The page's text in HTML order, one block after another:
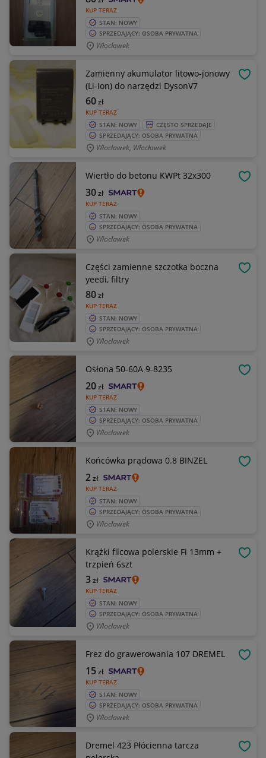
KUP TERAZ
STAN: NOWY
SPRZEDAJĄCY: OSOBA PRYWATNA
Włocławek
Zamienny akumulator litowo-jonowy
(Li-Ion) do narzędzi DysonV7
KUP TERAZ
60zł
STAN: NOWY
CZĘSTO SPRZEDAJE
SPRZEDAJĄCY: OSOBA PRYWATNA
Włocławek, Włocławek
Wiertło do betonu KWPt 32x300
KUP TERAZ
30zł
STAN: NOWY
SPRZEDAJĄCY: OSOBA PRYWATNA
Włocławek
Części zamienne szczotka boczna
yeedi, filtry
KUP TERAZ
80zł
STAN: NOWY
SPRZEDAJĄCY: OSOBA PRYWATNA
Włocławek
Osłona 50-60A 9-8235
KUP TERAZ
20zł
STAN: NOWY
SPRZEDAJĄCY: OSOBA PRYWATNA
Włocławek
Końcówka prądowa 0.8 BINZEL
KUP TERAZ
2zł
STAN: NOWY
SPRZEDAJĄCY: OSOBA PRYWATNA
Włocławek
Krążki filcowa polerskie Fi 13mm +
trzpień 6szt
KUP TERAZ
3zł
STAN: NOWY
SPRZEDAJĄCY: OSOBA PRYWATNA
Włocławek
Frez do grawerowania 107 DREMEL
KUP TERAZ
15zł
STAN: NOWY
SPRZEDAJĄCY: OSOBA PRYWATNA
Włocławek
Dremel 423 Płócienna tarcza